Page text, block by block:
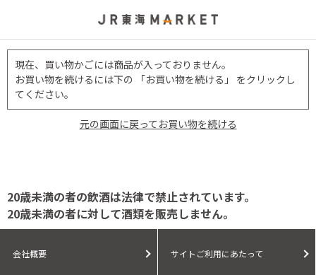
現在、買い物かごには商品が入っておりません。
お買い物を続けるには下の 「お買い物を続ける」 をクリックし
てください。
元の画面に戻ってお買い物を続ける
20歳未満の者の飲酒は法律で禁止されています。
20歳未満の者に対して酒類を販売しません。
会社概要 サイトご利用にあたって